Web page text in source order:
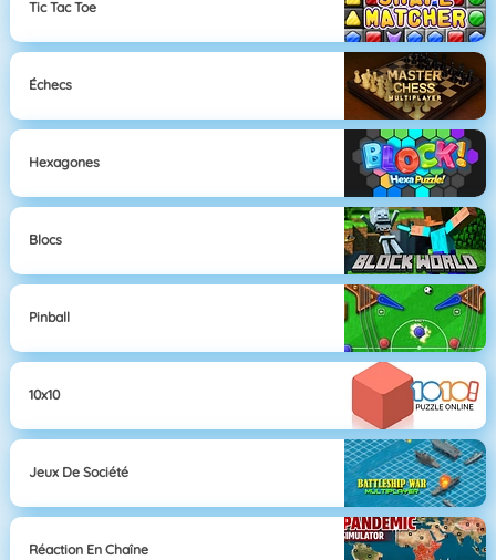
Tic Tac Toe
Échecs
Hexagones
Blocs
Pinball
10x10
Jeux De Société
Réaction En Chaîne